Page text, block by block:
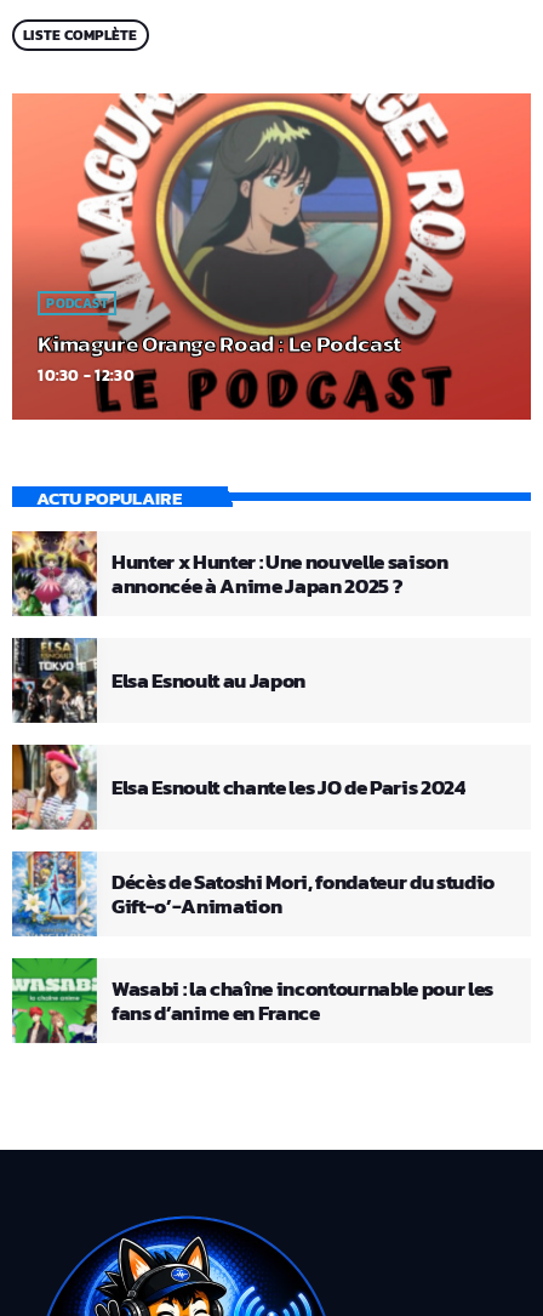
LISTE COMPLÈTE
PODCAST
Kimagure Orange Road : Le Podcast
10:30 - 12:30
ACTU POPULAIRE
Hunter x Hunter : Une nouvelle saison
annoncée à Anime Japan 2025 ?
Elsa Esnoult au Japon
Elsa Esnoult chante les JO de Paris 2024
Décès de Satoshi Mori, fondateur du studio
Gift-o’-Animation
Wasabi : la chaîne incontournable pour les
fans d’anime en France